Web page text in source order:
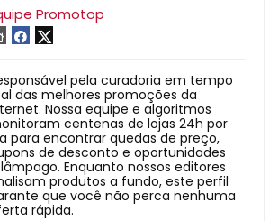
Promotop
pela curadoria em tempo
das melhores promoções da
Nossa equipe e algoritmos
centenas de lojas 24h por
para encontrar quedas de preço,
de desconto e oportunidades
Enquanto nossos editores
produtos a fundo, este perfil
que você não perca nenhuma
rápida.